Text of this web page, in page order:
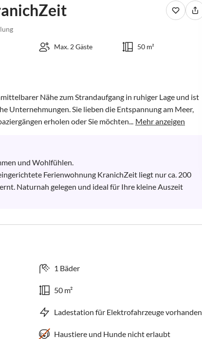
Max. 2 Gäste 50 m²
Nähe zum Strandaufgang in ruhiger Lage und ist
Unternehmungen. Sie lieben die Entspannung am Meer,
erholen oder Sie möchten... Mehr anzeigen
und Wohlfühlen.
Ferienwohnung KranichZeit liegt nur ca. 200
Naturnah gelegen und ideal für Ihre kleine Auszeit
1 Bäder
50 m²
Ladestation für Elektrofahrzeuge vorhanden
Haustiere und Hunde nicht erlaubt